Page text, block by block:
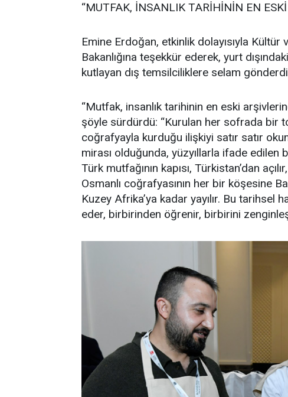
“MUTFAK, İNSANLIK TARİHİNİN EN
Emine Erdoğan, etkinlik dolayısıyla Kültür
Bakanlığına teşekkür ederek, yurt
kutlayan dış temsilciliklere selam
“Mutfak, insanlık tarihinin en eski
şöyle sürdürdü: “Kurulan her sofrada bir
coğrafyayla kurduğu ilişkiyi satır satır
mirası olduğunda, yüzyıllarla ifade
Türk mutfağının kapısı, Türkistan’dan
Osmanlı coğrafyasının her bir köşesine
Kuzey Afrika’ya kadar yayılır. Bu
eder, birbirinden öğrenir, birbirini